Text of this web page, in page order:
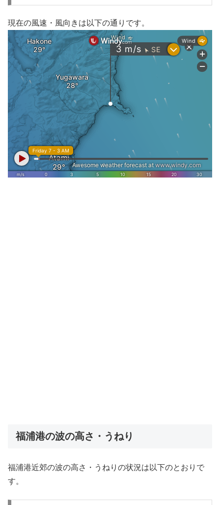
現在の風速・風向きは以下の通りです。
福浦港の波の高さ・うねり
福浦港近郊の波の高さ・うねりの状況は以下のとおりで
す。